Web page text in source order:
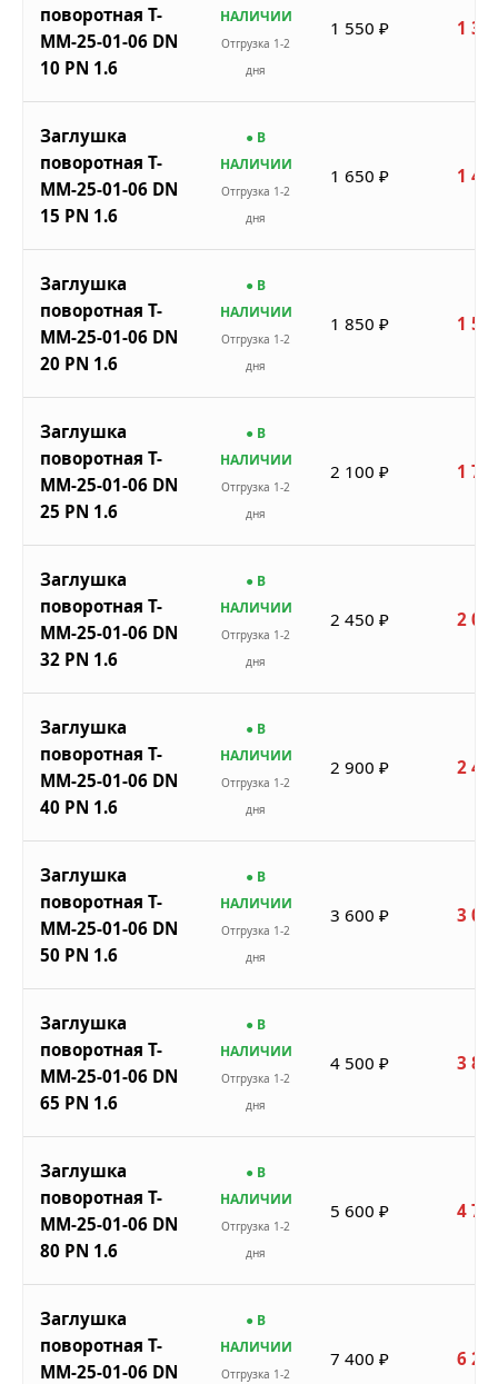
поворотная Т-
ММ-25-01-06 DN
10 PN 1.6
НАЛИЧИИ
Отгрузка 1-2
дня
1 550 ₽ 1
Заглушка
поворотная Т-
ММ-25-01-06 DN
15 PN 1.6
● В
НАЛИЧИИ
Отгрузка 1-2
дня
1 650 ₽ 1
Заглушка
поворотная Т-
ММ-25-01-06 DN
20 PN 1.6
● В
НАЛИЧИИ
Отгрузка 1-2
дня
1 850 ₽ 1
Заглушка
поворотная Т-
ММ-25-01-06 DN
25 PN 1.6
● В
НАЛИЧИИ
Отгрузка 1-2
дня
2 100 ₽ 1
Заглушка
поворотная Т-
ММ-25-01-06 DN
32 PN 1.6
● В
НАЛИЧИИ
Отгрузка 1-2
дня
2 450 ₽ 2
Заглушка
поворотная Т-
ММ-25-01-06 DN
40 PN 1.6
● В
НАЛИЧИИ
Отгрузка 1-2
дня
2 900 ₽ 2
Заглушка
поворотная Т-
ММ-25-01-06 DN
50 PN 1.6
● В
НАЛИЧИИ
Отгрузка 1-2
дня
3 600 ₽ 3
Заглушка
поворотная Т-
ММ-25-01-06 DN
65 PN 1.6
● В
НАЛИЧИИ
Отгрузка 1-2
дня
4 500 ₽ 3
Заглушка
поворотная Т-
ММ-25-01-06 DN
80 PN 1.6
● В
НАЛИЧИИ
Отгрузка 1-2
дня
5 600 ₽ 4
Заглушка
поворотная Т-
ММ-25-01-06 DN
● В
НАЛИЧИИ
Отгрузка 1-2
7 400 ₽ 6